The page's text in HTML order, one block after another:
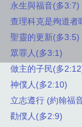
永生與福音(多3:7)
查理科克是殉道者
聖靈的更新(多3:5)
眾罪人(多3:1)
做主的子民(多
神僕人(多2:10)
立志遵行 (約翰福
勸僕人(多2:9)